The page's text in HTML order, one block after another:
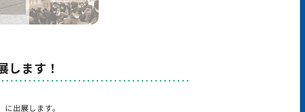
します！
出展します。